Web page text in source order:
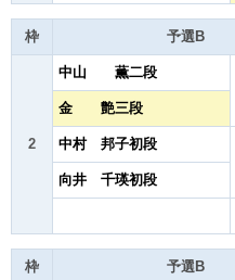
枠 予選B
2
中山 薫二段
金 艶三段
中村 邦子初段
向井 千瑛初段
枠 予選B